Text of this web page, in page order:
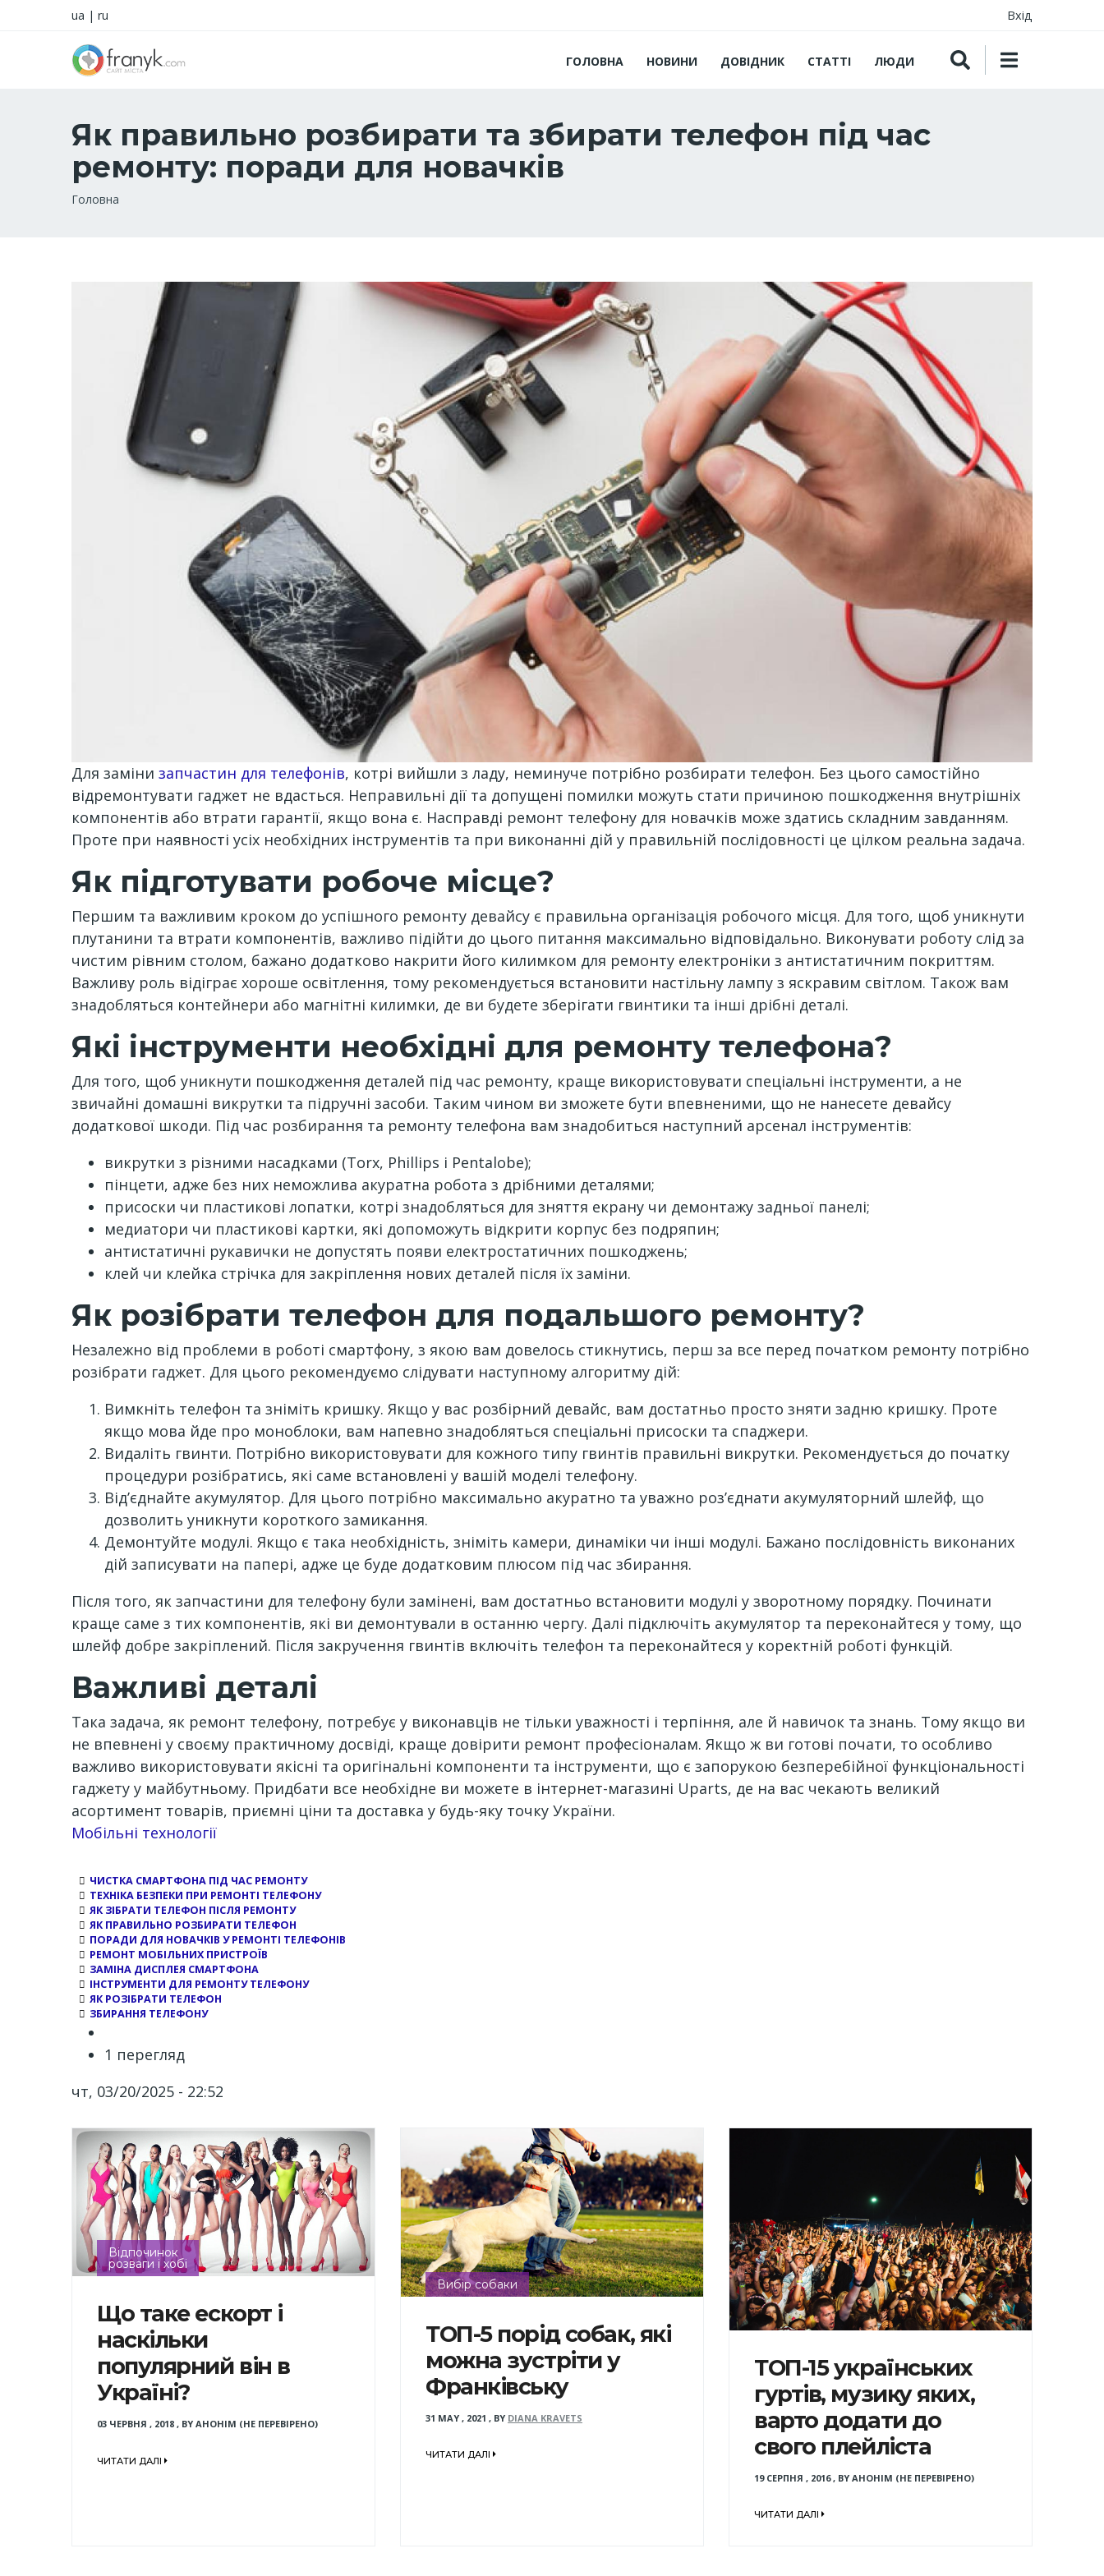
ua | ru Вхід
ГОЛОВНА НОВИНИ ДОВІДНИК СТАТТІ ЛЮДИ
Як правильно розбирати та збирати телефон під час
ремонту: поради для новачків
Рядок
Головна
Для заміни запчастин для телефонів, котрі вийшли з ладу, неминуче потрібно розбирати телефон. Без цього самостійно
відремонтувати гаджет не вдасться. Неправильні дії та допущені помилки можуть стати причиною пошкодження внутрішніх
компонентів або втрати гарантії, якщо вона є. Насправді ремонт телефону для новачків може здатись складним завданням.
Проте при наявності усіх необхідних інструментів та при виконанні дій у правильній послідовності це цілком реальна задача.
Як підготувати робоче місце?
Першим та важливим кроком до успішного ремонту девайсу є правильна організація робочого місця. Для того, щоб уникнути
плутанини та втрати компонентів, важливо підійти до цього питання максимально відповідально. Виконувати роботу слід за
чистим рівним столом, бажано додатково накрити його килимком для ремонту електроніки з антистатичним покриттям.
Важливу роль відіграє хороше освітлення, тому рекомендується встановити настільну лампу з яскравим світлом. Також вам
знадобляться контейнери або магнітні килимки, де ви будете зберігати гвинтики та інші дрібні деталі.
Які інструменти необхідні для ремонту телефона?
Для того, щоб уникнути пошкодження деталей під час ремонту, краще використовувати спеціальні інструменти, а не
звичайні домашні викрутки та підручні засоби. Таким чином ви зможете бути впевненими, що не нанесете девайсу
додаткової шкоди. Під час розбирання та ремонту телефона вам знадобиться наступний арсенал інструментів:
викрутки з різними насадками (Torx, Phillips і Pentalobe);
пінцети, адже без них неможлива акуратна робота з дрібними деталями;
присоски чи пластикові лопатки, котрі знадобляться для зняття екрану чи демонтажу задньої панелі;
медиатори чи пластикові картки, які допоможуть відкрити корпус без подряпин;
антистатичні рукавички не допустять появи електростатичних пошкоджень;
клей чи клейка стрічка для закріплення нових деталей після їх заміни.
Як розібрати телефон для подальшого ремонту?
Незалежно від проблеми в роботі смартфону, з якою вам довелось стикнутись, перш за все перед початком ремонту потрібно
розібрати гаджет. Для цього рекомендуємо слідувати наступному алгоритму дій:
Вимкніть телефон та зніміть кришку. Якщо у вас розбірний девайс, вам достатньо просто зняти задню кришку. Проте
якщо мова йде про моноблоки, вам напевно знадобляться спеціальні присоски та спаджери.
Видаліть гвинти. Потрібно використовувати для кожного типу гвинтів правильні викрутки. Рекомендується до початку
процедури розібратись, які саме встановлені у вашій моделі телефону.
Від’єднайте акумулятор. Для цього потрібно максимально акуратно та уважно роз’єднати акумуляторний шлейф, що
дозволить уникнути короткого замикання.
Демонтуйте модулі. Якщо є така необхідність, зніміть камери, динаміки чи інші модулі. Бажано послідовність виконаних
дій записувати на папері, адже це буде додатковим плюсом під час збирання.
Після того, як запчастини для телефону були замінені, вам достатньо встановити модулі у зворотному порядку. Починати
краще саме з тих компонентів, які ви демонтували в останню чергу. Далі підключіть акумулятор та переконайтеся у тому, що
шлейф добре закріплений. Після закручення гвинтів включіть телефон та переконайтеся у коректній роботі функцій.
Важливі деталі
Така задача, як ремонт телефону, потребує у виконавців не тільки уважності і терпіння, але й навичок та знань. Тому якщо ви
не впевнені у своєму практичному досвіді, краще довірити ремонт професіоналам. Якщо ж ви готові почати, то особливо
важливо використовувати якісні та оригінальні компоненти та інструменти, що є запорукою безперебійної функціональності
гаджету у майбутньому. Придбати все необхідне ви можете в інтернет-магазині Uparts, де на вас чекають великий
асортимент товарів, приємні ціни та доставка у будь-яку точку України.
Channel
Мобільні технології
ЧИСТКА СМАРТФОНА ПІД ЧАС РЕМОНТУ
ТЕХНІКА БЕЗПЕКИ ПРИ РЕМОНТІ ТЕЛЕФОНУ
ЯК ЗІБРАТИ ТЕЛЕФОН ПІСЛЯ РЕМОНТУ
ЯК ПРАВИЛЬНО РОЗБИРАТИ ТЕЛЕФОН
ПОРАДИ ДЛЯ НОВАЧКІВ У РЕМОНТІ ТЕЛЕФОНІВ
РЕМОНТ МОБІЛЬНИХ ПРИСТРОЇВ
ЗАМІНА ДИСПЛЕЯ СМАРТФОНА
ІНСТРУМЕНТИ ДЛЯ РЕМОНТУ ТЕЛЕФОНУ
ЯК РОЗІБРАТИ ТЕЛЕФОН
ЗБИРАННЯ ТЕЛЕФОНУ
1 перегляд
чт, 03/20/2025 - 22:52
Відпочинок
розваги і хобі
Що таке ескорт і
наскільки
популярний він в
Україні?
03 ЧЕРВНЯ , 2018 , BY АНОНІМ (НЕ ПЕРЕВІРЕНО)
ЧИТАТИ ДАЛІ
Вибір собаки
ТОП-5 порід собак, які
можна зустріти у
Франківську
31 MAY , 2021 , BY DIANA KRAVETS
ЧИТАТИ ДАЛІ
ТОП-15 українських
гуртів, музику яких,
варто додати до
свого плейліста
19 СЕРПНЯ , 2016, BY АНОНІМ (НЕ ПЕРЕВІРЕНО)
ЧИТАТИ ДАЛІ